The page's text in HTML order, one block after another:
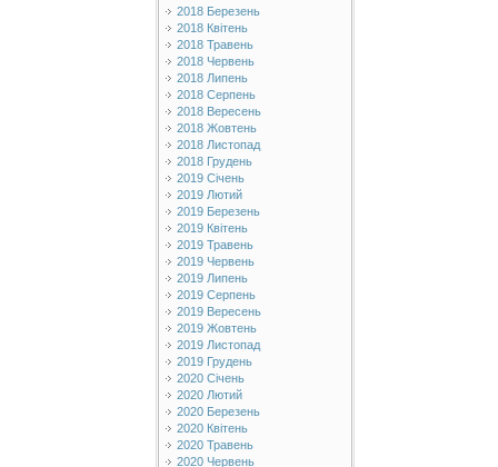
2018 Березень
2018 Квітень
2018 Травень
2018 Червень
2018 Липень
2018 Серпень
2018 Вересень
2018 Жовтень
2018 Листопад
2018 Грудень
2019 Січень
2019 Лютий
2019 Березень
2019 Квітень
2019 Травень
2019 Червень
2019 Липень
2019 Серпень
2019 Вересень
2019 Жовтень
2019 Листопад
2019 Грудень
2020 Січень
2020 Лютий
2020 Березень
2020 Квітень
2020 Травень
2020 Червень